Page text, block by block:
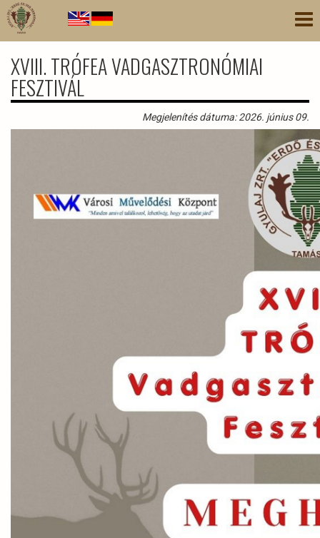
Ugrás
tartalomra
XVIII. TRÓFEA VADGASZTRONÓMIAI
FESZTIVÁL
Megjelenítés dátuma: 2026. június 09.